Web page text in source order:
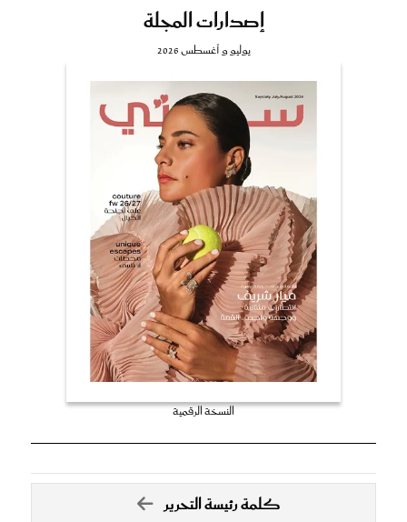
إصدارات المجلة
يوليو و أغسطس 2026
النسخة الرقمية
كلمة رئيسة التحرير